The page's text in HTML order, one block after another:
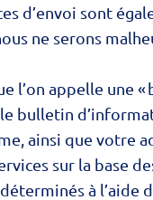
d’envoi sont
ne serons
appelle une
bulletin
ainsi que votre
sur la base
à l’aide